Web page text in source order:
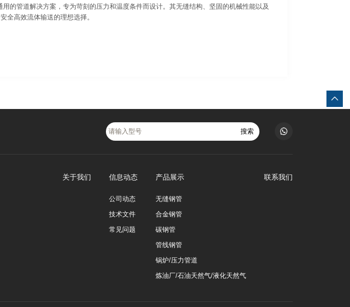
的管道解决方案，专为苛刻的压力和温度条件而设计。其无缝结构、坚固的机械性能以及
全高效流体输送的理想选择。
搜索
关于我们 信息动态
公司动态
技术文件
常见问题
产品展示
无缝钢管
合金钢管
碳钢管
管线钢管
锅炉/压力管道
炼油厂/石油天然气/液化天然气
联系我们